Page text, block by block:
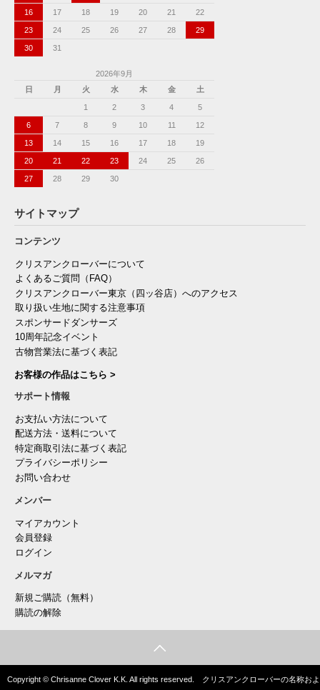
16 17 18 19 20 21 22
23 24 25 26 27 28 29
30 31
2026年9月
日
月 火 水 木 金 土
1 2 3 4 5
6 7 8 9 10 11 12
13 14 15 16 17 18 19
20 21 22 23 24 25 26
27 28 29 30
サイトマップ
コンテンツ
クリスアンクローバーについて
よくあるご質問（FAQ）
クリスアンクローバー東京（四ッ谷店）へのアクセス
取り扱い生地に関する注意事項
スポンサードダンサーズ
10周年記念イベント
古物営業法に基づく表記
お客様の作品はこちら >
サポート情報
お支払い方法について
配送方法・送料について
特定商取引法に基づく表記
プライバシーポリシー
お問い合わせ
メンバー
マイアカウント
会員登録
ログイン
メルマガ
新規ご購読（無料）
購読の解除
Copyright © Chrisanne Clover K.K. All rights reserved. クリスアンクローバーの名称およ